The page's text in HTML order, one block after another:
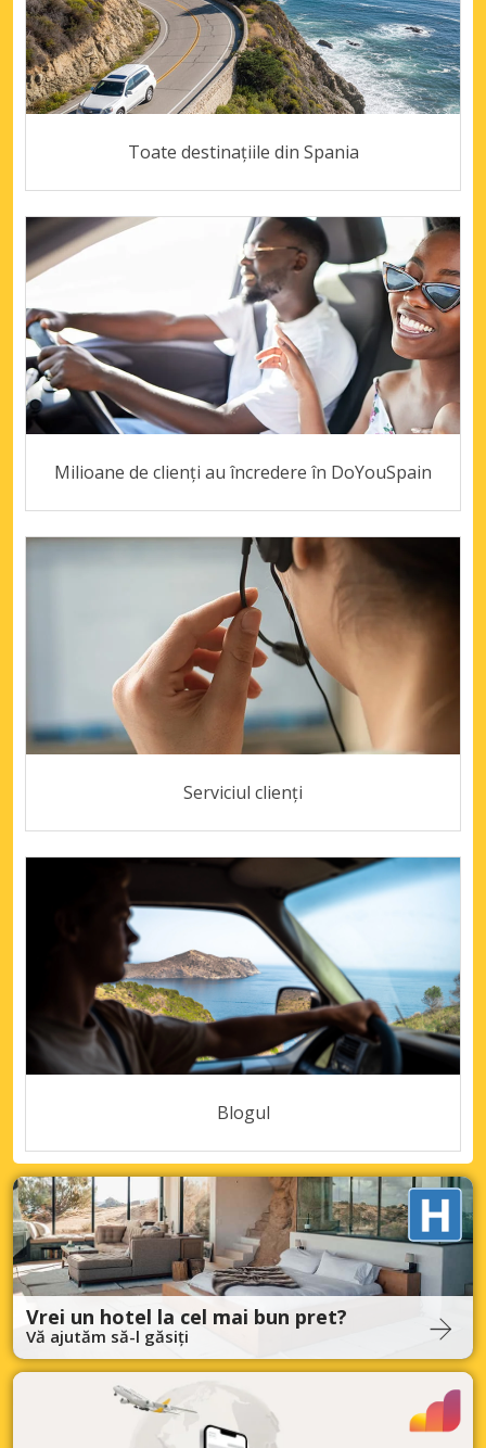
Toate destinațiile din Spania
Milioane de clienți au încredere în DoYouSpain
Serviciul clienți
Blogul
Vrei un hotel la cel mai bun pret?
Vă ajutăm să-l găsiți